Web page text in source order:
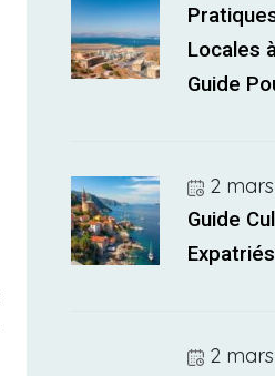
Locales
Guide
2
Guide
2